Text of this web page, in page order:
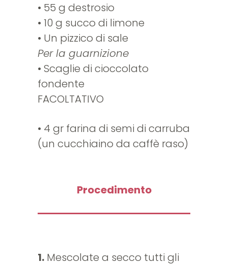
• 55 g destrosio
• 10 g succo di limone
• Un pizzico di sale
Per la guarnizione
• Scaglie di cioccolato
fondente
FACOLTATIVO
• 4 gr farina di semi di carruba
(un cucchiaino da caffè raso)
Procedimento
1. Mescolate a secco tutti gli